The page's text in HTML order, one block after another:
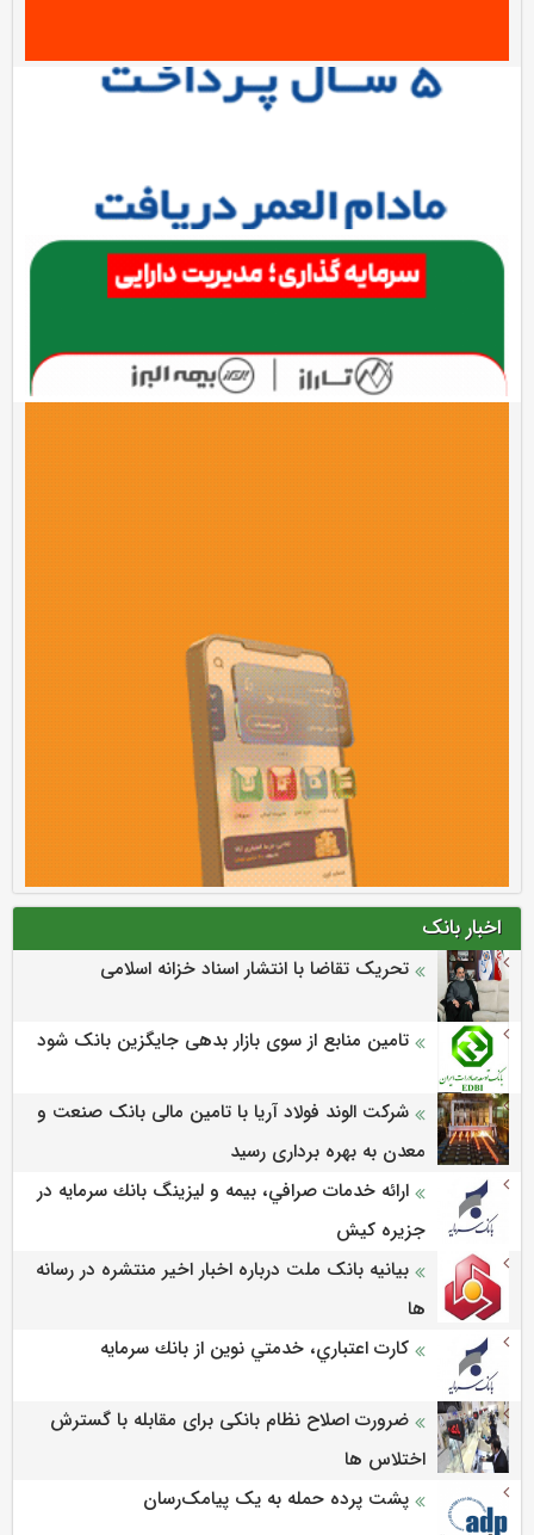
اخبار بانک
تحریک تقاضا با انتشار اسناد خزانه اسلامی
تامین منابع از سوی بازار بدهی جایگزین بانک شود
شرکت الوند فولاد آریا با تامین مالی بانک صنعت و
معدن به بهره برداری رسید
ارائه خدمات صرافي، بيمه و ليزينگ بانك سرمايه در
جزيره كيش
بیانیه بانک ملت درباره اخبار اخیر منتشره در رسانه
ها
كارت اعتباري، خدمتي نوين از بانك سرمايه
ضرورت اصلاح نظام بانکی برای مقابله با گسترش
اختلاس ها
پشت پرده حمله به یک پیامک‌رسان